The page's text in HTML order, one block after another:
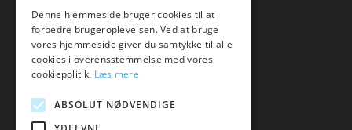
Tlf: 7876 8672
Mail: hej@amare.dk
Denne hjemmeside bruger cookies til at
forbedre brugeroplevelsen. Ved at bruge
vores hjemmeside giver du samtykke til alle
cookies i overensstemmelse med vores
cookiepolitik. Læs mere
ABSOLUT NØDVENDIGE